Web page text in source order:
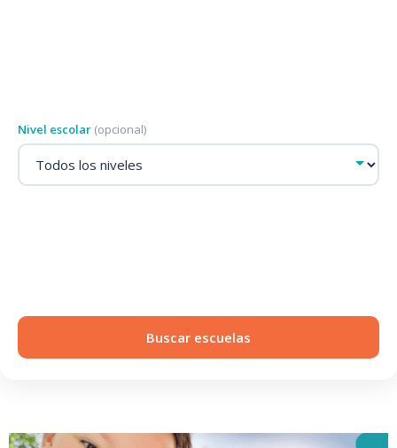
Nivel escolar (opcional)
Buscar escuelas